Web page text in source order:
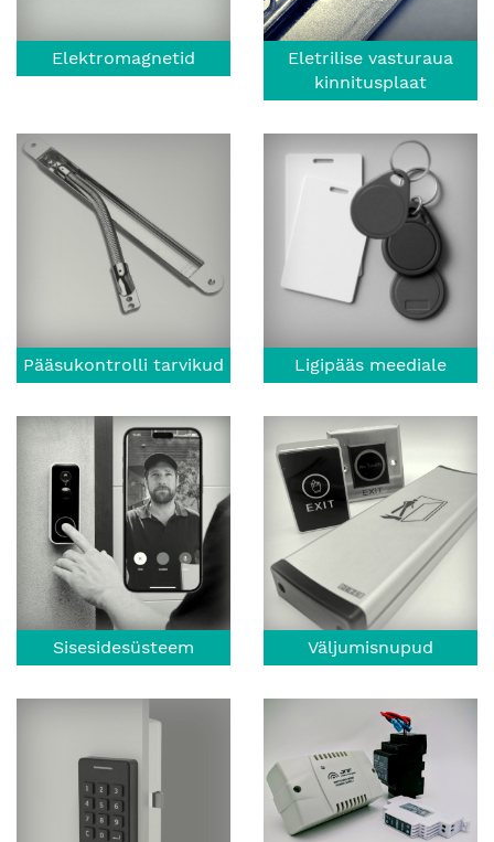
Elektromagnetid
Eletrilise vasturaua
kinnitusplaat
Pääsukontrolli tarvikud Ligipääs meediale
Sisesidesüsteem Väljumisnupud